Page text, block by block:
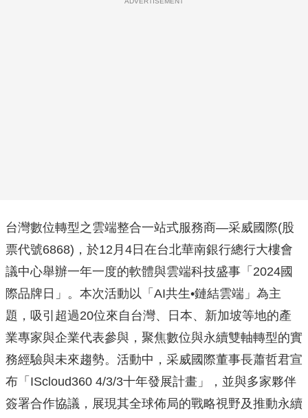
台灣數位轉型之雲端整合一站式服務商—采威國際(股
票代號6868)，於12月4日在台北華南銀行總行大樓會
議中心舉辦一年一度的軟體與雲端科技盛事「2024國
際品牌日」。本次活動以「AI共生•鏈結雲端」為主
題，吸引超過20位來自台灣、日本、新加坡等地的產
業專家與企業代表參與，聚焦數位與永續雙軸轉型的實
務經驗與未來趨勢。活動中，采威國際董事長蕭哲君宣
布「IScloud360 4/3/3十年發展計畫」，並與多家夥伴
簽署合作協議，展現其全球佈局的戰略視野及推動永續